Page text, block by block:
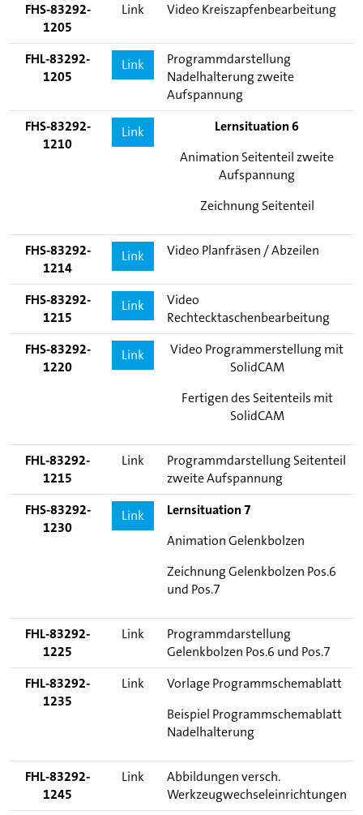
FHS-83292-
1205
Link Video Kreiszapfenbearbeitung
FHL-83292-
1205
Link
Programmdarstellung
Nadelhalterung zweite
Aufspannung
FHS-83292-
1210
Link
Lernsituation 6
Animation Seitenteil zweite
Aufspannung
Zeichnung Seitenteil
FHS-83292-
1214
Link Video Planfräsen / Abzeilen
FHS-83292-
1215
Link
Video
Rechtecktaschenbearbeitung
FHS-83292-
1220
Link
Video Programmerstellung mit
SolidCAM
Fertigen des Seitenteils mit
SolidCAM
FHL-83292-
1215
Link
Programmdarstellung Seitenteil
zweite Aufspannung
FHS-83292-
1230
Link
Lernsituation 7
Animation Gelenkbolzen
Zeichnung Gelenkbolzen Pos.6
und Pos.7
FHL-83292-
1225
Link
Programmdarstellung
Gelenkbolzen Pos.6 und Pos.7
FHL-83292-
1235
Link
Vorlage Programmschemablatt
Beispiel Programmschemablatt
Nadelhalterung
FHL-83292-
1245
Link
Abbildungen versch.
Werkzeugwechseleinrichtungen